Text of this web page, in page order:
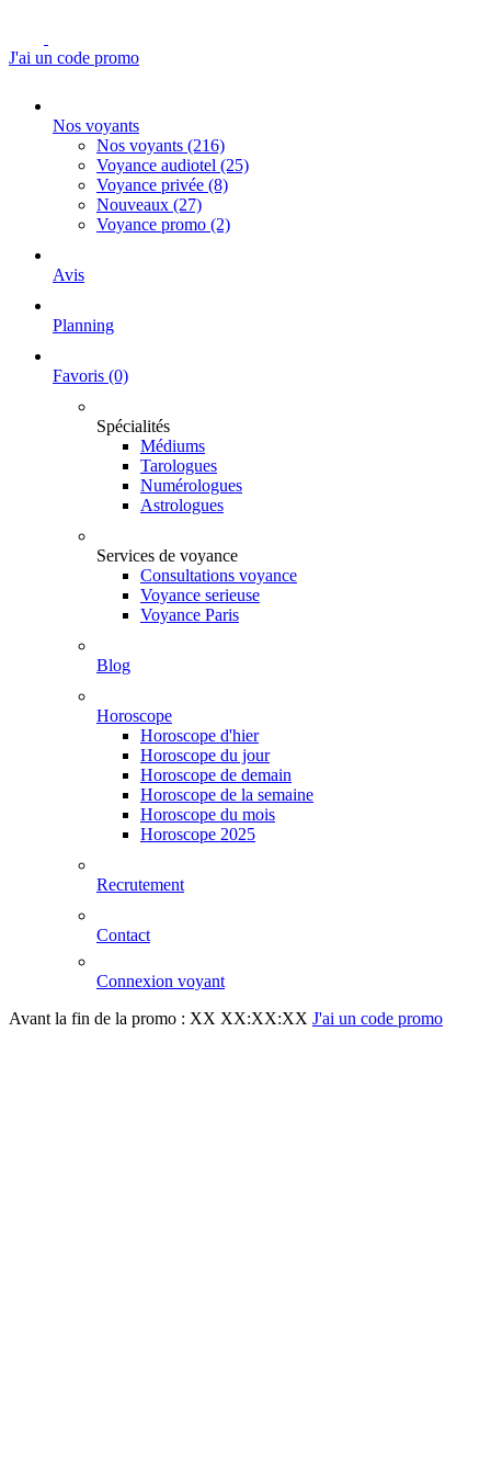
J'ai un code promo
Nos voyants
Nos voyants (216)
Voyance audiotel (25)
Voyance privée (8)
Nouveaux (27)
Voyance promo (2)
Avis
Planning
Favoris (0)
Spécialités
Médiums
Tarologues
Numérologues
Astrologues
Services de voyance
Consultations voyance
Voyance serieuse
Voyance Paris
Blog
Horoscope
Horoscope d'hier
Horoscope du jour
Horoscope de demain
Horoscope de la semaine
Horoscope du mois
Horoscope 2025
Recrutement
Contact
Connexion voyant
Avant la fin de la promo : XX XX:XX:XX J'ai un code promo